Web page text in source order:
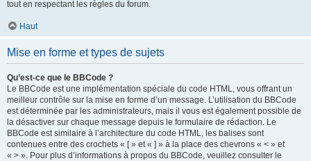
tout en respectant les règles du forum.
Haut
Mise en forme et types de sujets
Qu’est-ce que le BBCode ?
Le BBCode est une implémentation spéciale du code HTML, vous offrant un
meilleur contrôle sur la mise en forme d’un message. L’utilisation du BBCode
est déterminée par les administrateurs, mais il vous est également possible de
la désactiver sur chaque message depuis le formulaire de rédaction. Le
BBCode est similaire à l’architecture du code HTML, les balises sont
contenues entre des crochets « [ » et « ] » à la place des chevrons « < » et
« > ». Pour plus d’informations à propos du BBCode, veuillez consulter le